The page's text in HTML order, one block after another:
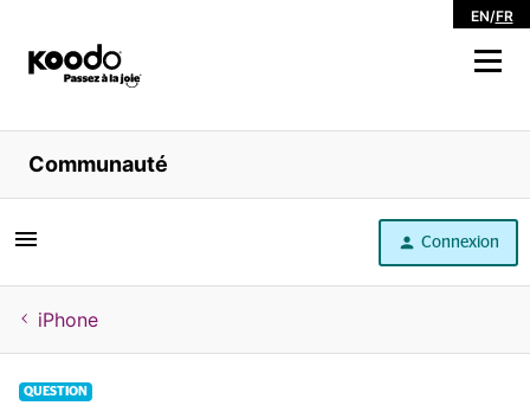
EN/FR
Magasiner
Libre service
Aide
Communauté
Connexion
iPhone
QUESTION